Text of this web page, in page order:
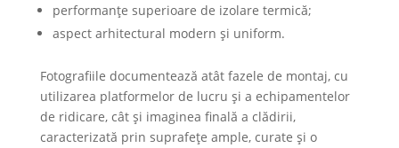
performanțe superioare de izolare termică;
aspect arhitectural modern și uniform.
Fotografiile documentează atât fazele de montaj, cu
utilizarea platformelor de lucru și a echipamentelor
de ridicare, cât și imaginea finală a clădirii,
caracterizată prin suprafețe ample, curate și o